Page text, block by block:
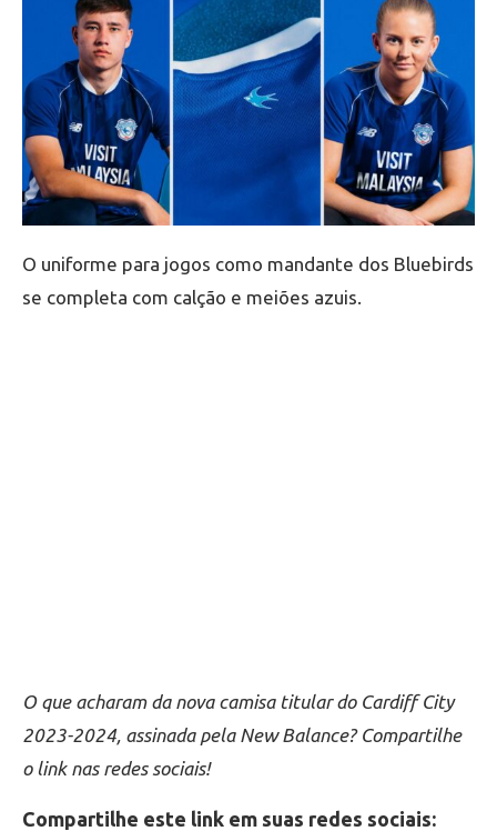
O uniforme para jogos como mandante dos Bluebirds
se completa com calção e meiões azuis.
O que acharam da nova camisa titular do Cardiff City
2023-2024, assinada pela New Balance? Compartilhe
o link nas redes sociais!
Compartilhe este link em suas redes sociais: